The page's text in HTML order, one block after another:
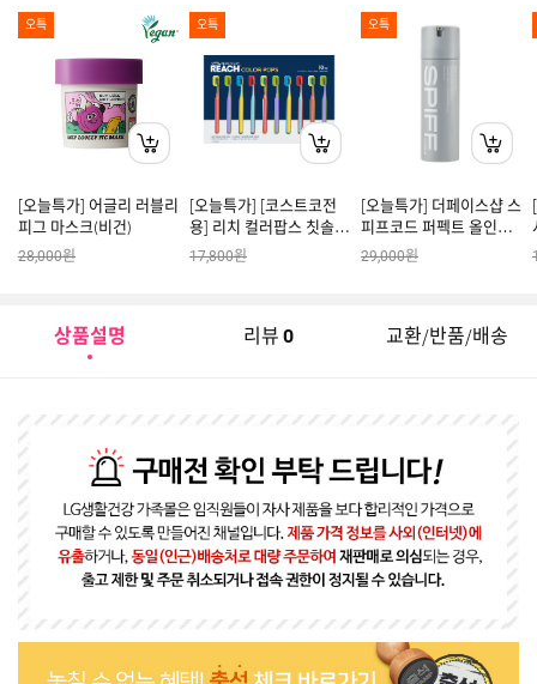
오특
[오늘특가] 어글리 러블리
피그 마스크(비건)
28,000원
오특
[오늘특가] [코스트코전
용] 리치 컬러팝스 칫솔
10입
17,800원
오특
[오늘특가] 더페이스샵 스
피프코드 퍼펙트 올인원
플루이드 145ml
29,000원
상품설명 리뷰 0 교환/반품/배송